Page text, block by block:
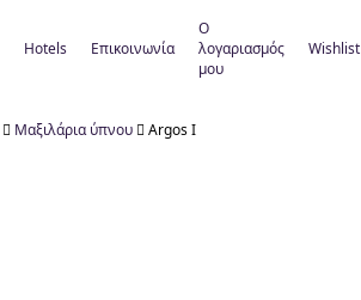
Hotels Επικοινωνία
Ο
λογαριασμός
μου
Wishlist
 Μαξιλάρια ύπνου  Argos I